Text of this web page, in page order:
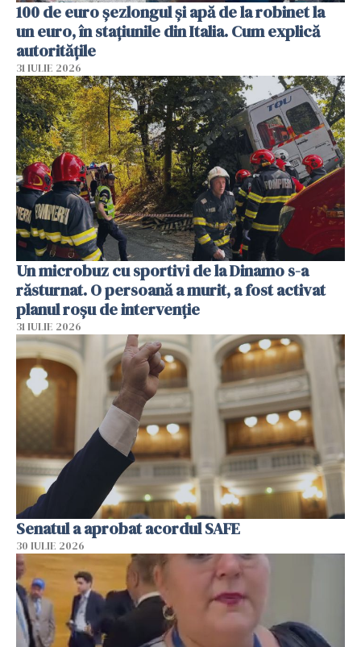
100 de euro șezlongul și apă de la robinet la
un euro, în stațiunile din Italia. Cum explică
autoritățile
31 IULIE 2026
Un microbuz cu sportivi de la Dinamo s-a
răsturnat. O persoană a murit, a fost activat
planul roșu de intervenție
31 IULIE 2026
Senatul a aprobat acordul SAFE
30 IULIE 2026